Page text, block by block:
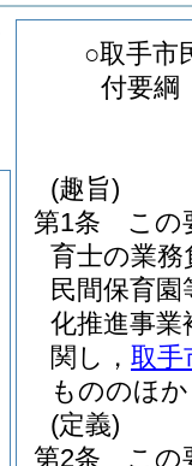
○取手市
付要綱
(趣旨)
第1条
この
育士の業
民間保育
化推進事業
関し， 取手
もののほ
(定義)
第2条
この